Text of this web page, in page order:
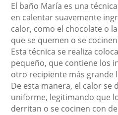
El baño María es una
en calentar suavemente
calor, como el chocolate o
que se quemen o se
Esta técnica se realiza
pequeño, que contiene los
otro recipiente más grande
De esta manera, el calor se
uniforme, legitimando que
derritan o se cocinen con